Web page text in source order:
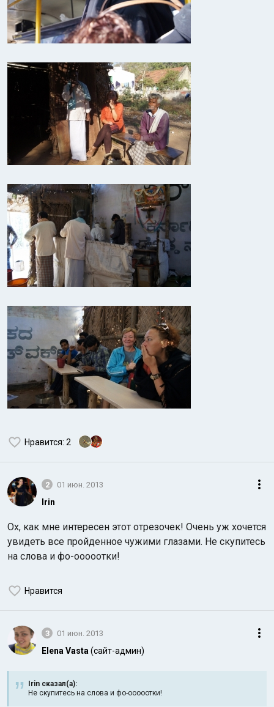
Нравится: 2
2 01 июн. 2013
Irin
Ох, как мне интересен этот отрезочек! Очень уж хочется
увидеть все пройденное чужими глазами. Не скупитесь
на слова и фо-ооооотки!
Нравится
3 01 июн. 2013
Elena Vasta(сайт-админ)
Irin сказал(а):
Не скупитесь на слова и фо-ооооотки!